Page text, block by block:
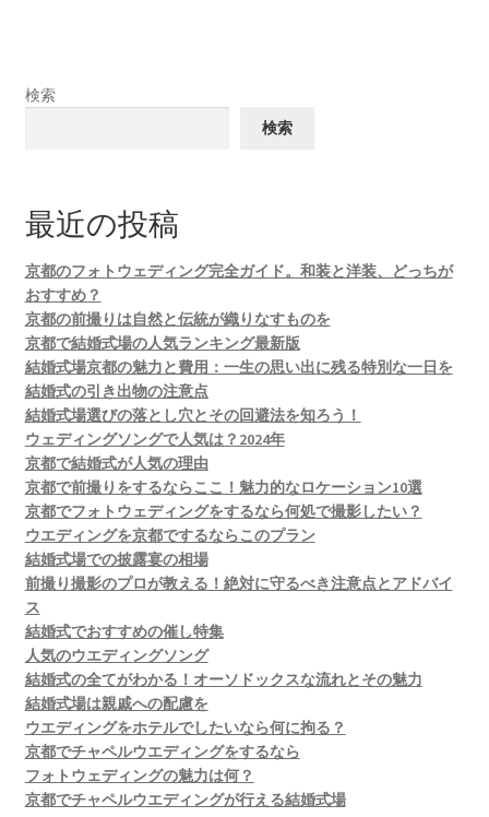
検索
検索
最近の投稿
京都のフォトウェディング完全ガイド。和装と洋装、どっちが
おすすめ？
京都の前撮りは自然と伝統が織りなすものを
京都で結婚式場の人気ランキング最新版
結婚式場京都の魅力と費用：一生の思い出に残る特別な一日を
結婚式の引き出物の注意点
結婚式場選びの落とし穴とその回避法を知ろう！
ウェディングソングで人気は？2024年
京都で結婚式が人気の理由
京都で前撮りをするならここ！魅力的なロケーション10選
京都でフォトウェディングをするなら何処で撮影したい？
ウエディングを京都でするならこのプラン
結婚式場での披露宴の相場
前撮り撮影のプロが教える！絶対に守るべき注意点とアドバイ
ス
結婚式でおすすめの催し特集
人気のウエディングソング
結婚式の全てがわかる！オーソドックスな流れとその魅力
結婚式場は親戚への配慮を
ウエディングをホテルでしたいなら何に拘る？
京都でチャペルウエディングをするなら
フォトウェディングの魅力は何？
京都でチャペルウエディングが行える結婚式場